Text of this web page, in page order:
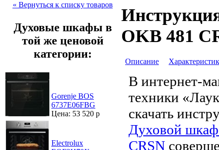
« Вернуться к списку товаров
Духовые шкафы в
той же ценовой
категории:
Gorenje BOS
6737E06FBG
Цена: 53 520 р
Electrolux
OKB 481
Описание
В интернет-
техники
скачать
Духовой
CRSN